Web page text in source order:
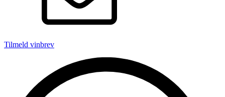
Tilmeld vinbrev